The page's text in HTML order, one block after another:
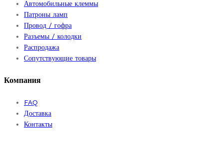
Автомобильные клеммы
Патроны ламп
Провод / гофра
Разъемы / колодки
Распродажа
Сопутствующие товары
Компания
FAQ
Доставка
Контакты